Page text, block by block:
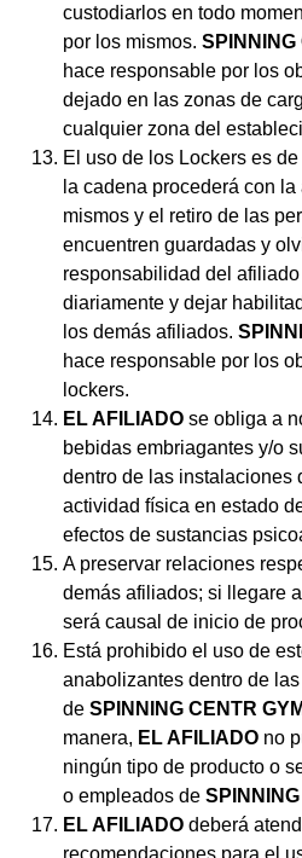
custodiarlos en todo
por los mismos. SPINNING
hace responsable por los
dejado en las zonas de
cualquier zona del
El uso de los Lockers es
la cadena procederá con
mismos y el retiro de las
encuentren guardadas y
responsabilidad del
diariamente y dejar
los demás afiliados.
hace responsable por los
lockers.
EL AFILIADO se obliga a
bebidas embriagantes y/o
dentro de las instalaciones
actividad física en estado
efectos de sustancias
A preservar relaciones
demás afiliados; si llegare
será causal de inicio de
Está prohibido el uso de
anabolizantes dentro de
de SPINNING CENTR
manera, EL AFILIADO no
ningún tipo de producto o
o empleados de
EL AFILIADO deberá
recomendaciones para el